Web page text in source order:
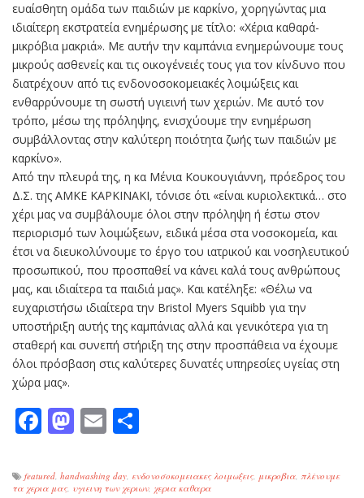
ευαίσθητη ομάδα των παιδιών με καρκίνο, χορηγώντας μια
ιδιαίτερη εκστρατεία ενημέρωσης με τίτλο: «Χέρια καθαρά-
μικρόβια μακριά». Με αυτήν την καμπάνια ενημερώνουμε τους
μικρούς ασθενείς και τις οικογένειές τους για τον κίνδυνο που
διατρέχουν από τις ενδονοσοκομειακές λοιμώξεις και
ενθαρρύνουμε τη σωστή υγιεινή των χεριών. Με αυτό τον
τρόπο, μέσω της πρόληψης, ενισχύουμε την ενημέρωση
συμβάλλοντας στην καλύτερη ποιότητα ζωής των παιδιών με
καρκίνο».
Από την πλευρά της, η κα Μένια Κουκουγιάννη, πρόεδρος του
Δ.Σ. της ΑΜΚΕ ΚΑΡΚΙΝΑΚΙ, τόνισε ότι «είναι κυριολεκτικά… στο
χέρι μας να συμβάλουμε όλοι στην πρόληψη ή έστω στον
περιορισμό των λοιμώξεων, ειδικά μέσα στα νοσοκομεία, και
έτσι να διευκολύνουμε το έργο του ιατρικού και νοσηλευτικού
προσωπικού, που προσπαθεί να κάνει καλά τους ανθρώπους
μας, και ιδιαίτερα τα παιδιά μας». Και κατέληξε: «Θέλω να
ευχαριστήσω ιδιαίτερα την Bristol Myers Squibb για την
υποστήριξη αυτής της καμπάνιας αλλά και γενικότερα για τη
σταθερή και συνεπή στήριξη της στην προσπάθεια να έχουμε
όλοι πρόσβαση στις καλύτερες δυνατές υπηρεσίες υγείας στη
χώρα μας».
Facebook
Mastodon
Email
featured, handwashing day, ενδονοσοκομειακες λοιμωξεις, μικροβια, πλένουμε
τα χερια μας, υγιεινη των χεριων, χερια καθαρα